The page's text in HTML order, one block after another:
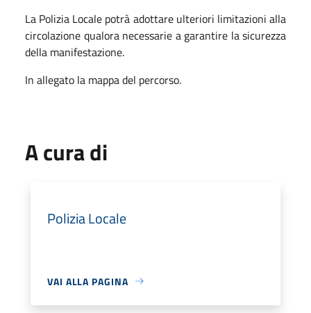
La Polizia Locale potrà adottare ulteriori limitazioni alla
circolazione qualora necessarie a garantire la sicurezza
della manifestazione.
In allegato la mappa del percorso.
A cura di
Polizia Locale
VAI ALLA PAGINA